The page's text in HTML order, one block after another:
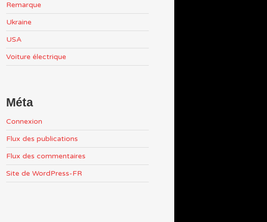
Remarque
Ukraine
USA
Voiture électrique
Méta
Connexion
Flux des publications
Flux des commentaires
Site de WordPress-FR